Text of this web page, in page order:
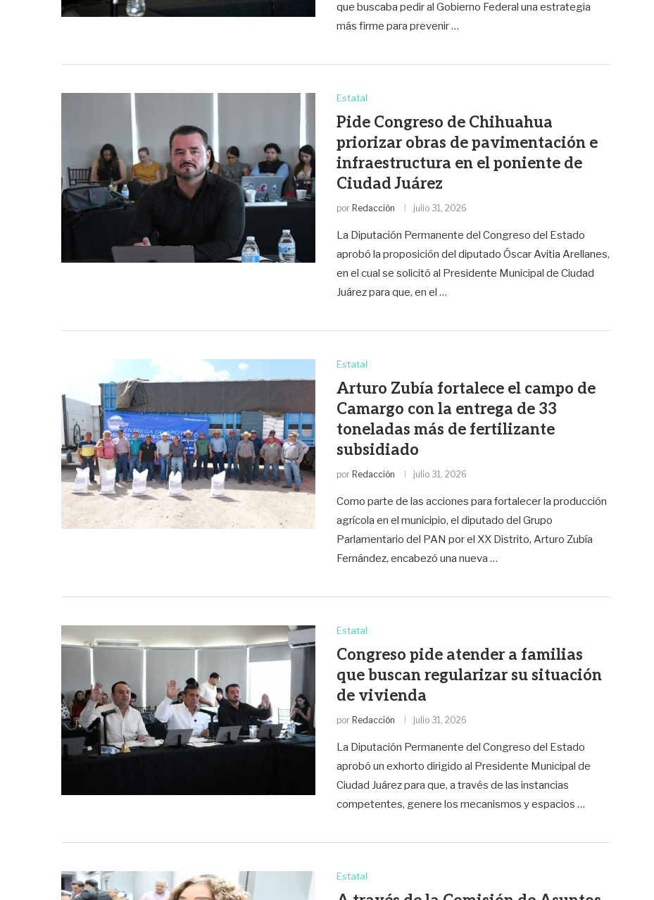
que buscaba pedir al Gobierno Federal una estrategia
más firme para prevenir …
Estatal
Pide Congreso de Chihuahua
priorizar obras de pavimentación e
infraestructura en el poniente de
Ciudad Juárez
por Redacción julio 31, 2026
La Diputación Permanente del Congreso del Estado
aprobó la proposición del diputado Óscar Avitia Arellanes,
en el cual se solicitó al Presidente Municipal de Ciudad
Juárez para que, en el …
Estatal
Arturo Zubía fortalece el campo de
Camargo con la entrega de 33
toneladas más de fertilizante
subsidiado
por Redacción julio 31, 2026
Como parte de las acciones para fortalecer la producción
agrícola en el municipio, el diputado del Grupo
Parlamentario del PAN por el XX Distrito, Arturo Zubía
Fernández, encabezó una nueva …
Estatal
Congreso pide atender a familias
que buscan regularizar su situación
de vivienda
por Redacción julio 31, 2026
La Diputación Permanente del Congreso del Estado
aprobó un exhorto dirigido al Presidente Municipal de
Ciudad Juárez para que, a través de las instancias
competentes, genere los mecanismos y espacios …
Estatal